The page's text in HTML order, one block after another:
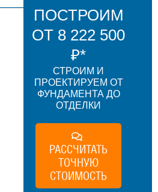
ПОСТРОИМ
ОТ 8 222 500
₽*
СТРОИМ И
ПРОЕКТИРУЕМ ОТ
ФУНДАМЕНТА ДО
ОТДЕЛКИ
РАССЧИТАТЬ
ТОЧНУЮ
СТОИМОСТЬ